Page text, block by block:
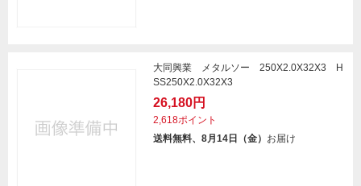
大同興業 メタルソー 250X2.0X32X3 H
SS250X2.0X32X3
26,180円
2,618ポイント
送料無料、8月14日（金） お届け